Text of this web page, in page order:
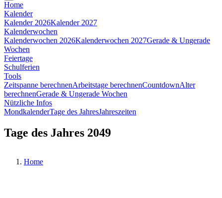
Home
Kalender
Kalender 2026Kalender 2027
Kalenderwochen
Kalenderwochen 2026Kalenderwochen 2027Gerade & Ungerade
Wochen
Feiertage
Schulferien
Tools
Zeitspanne berechnenArbeitstage berechnenCountdownAlter
berechnenGerade & Ungerade Wochen
Nützliche Infos
MondkalenderTage des JahresJahreszeiten
Tage des Jahres 2049
Home